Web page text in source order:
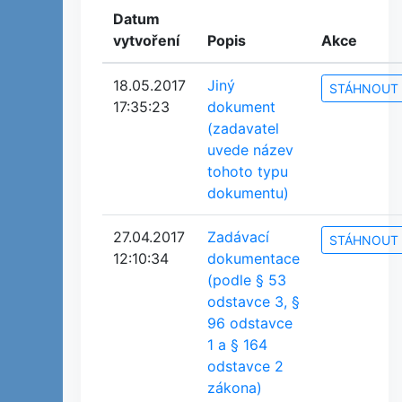
Datum
vytvoření
Popis Akce
18.05.2017
17:35:23
Jiný
dokument
(zadavatel
uvede název
tohoto typu
dokumentu)
STÁHNOUT
27.04.2017
12:10:34
Zadávací
dokumentace
(podle § 53
odstavce 3, §
96 odstavce
1 a § 164
odstavce 2
zákona)
STÁHNOUT